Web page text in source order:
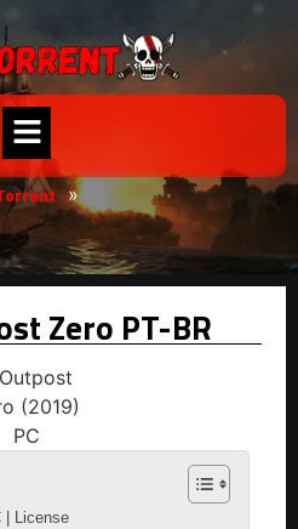
»
Zero PT-BR
| License